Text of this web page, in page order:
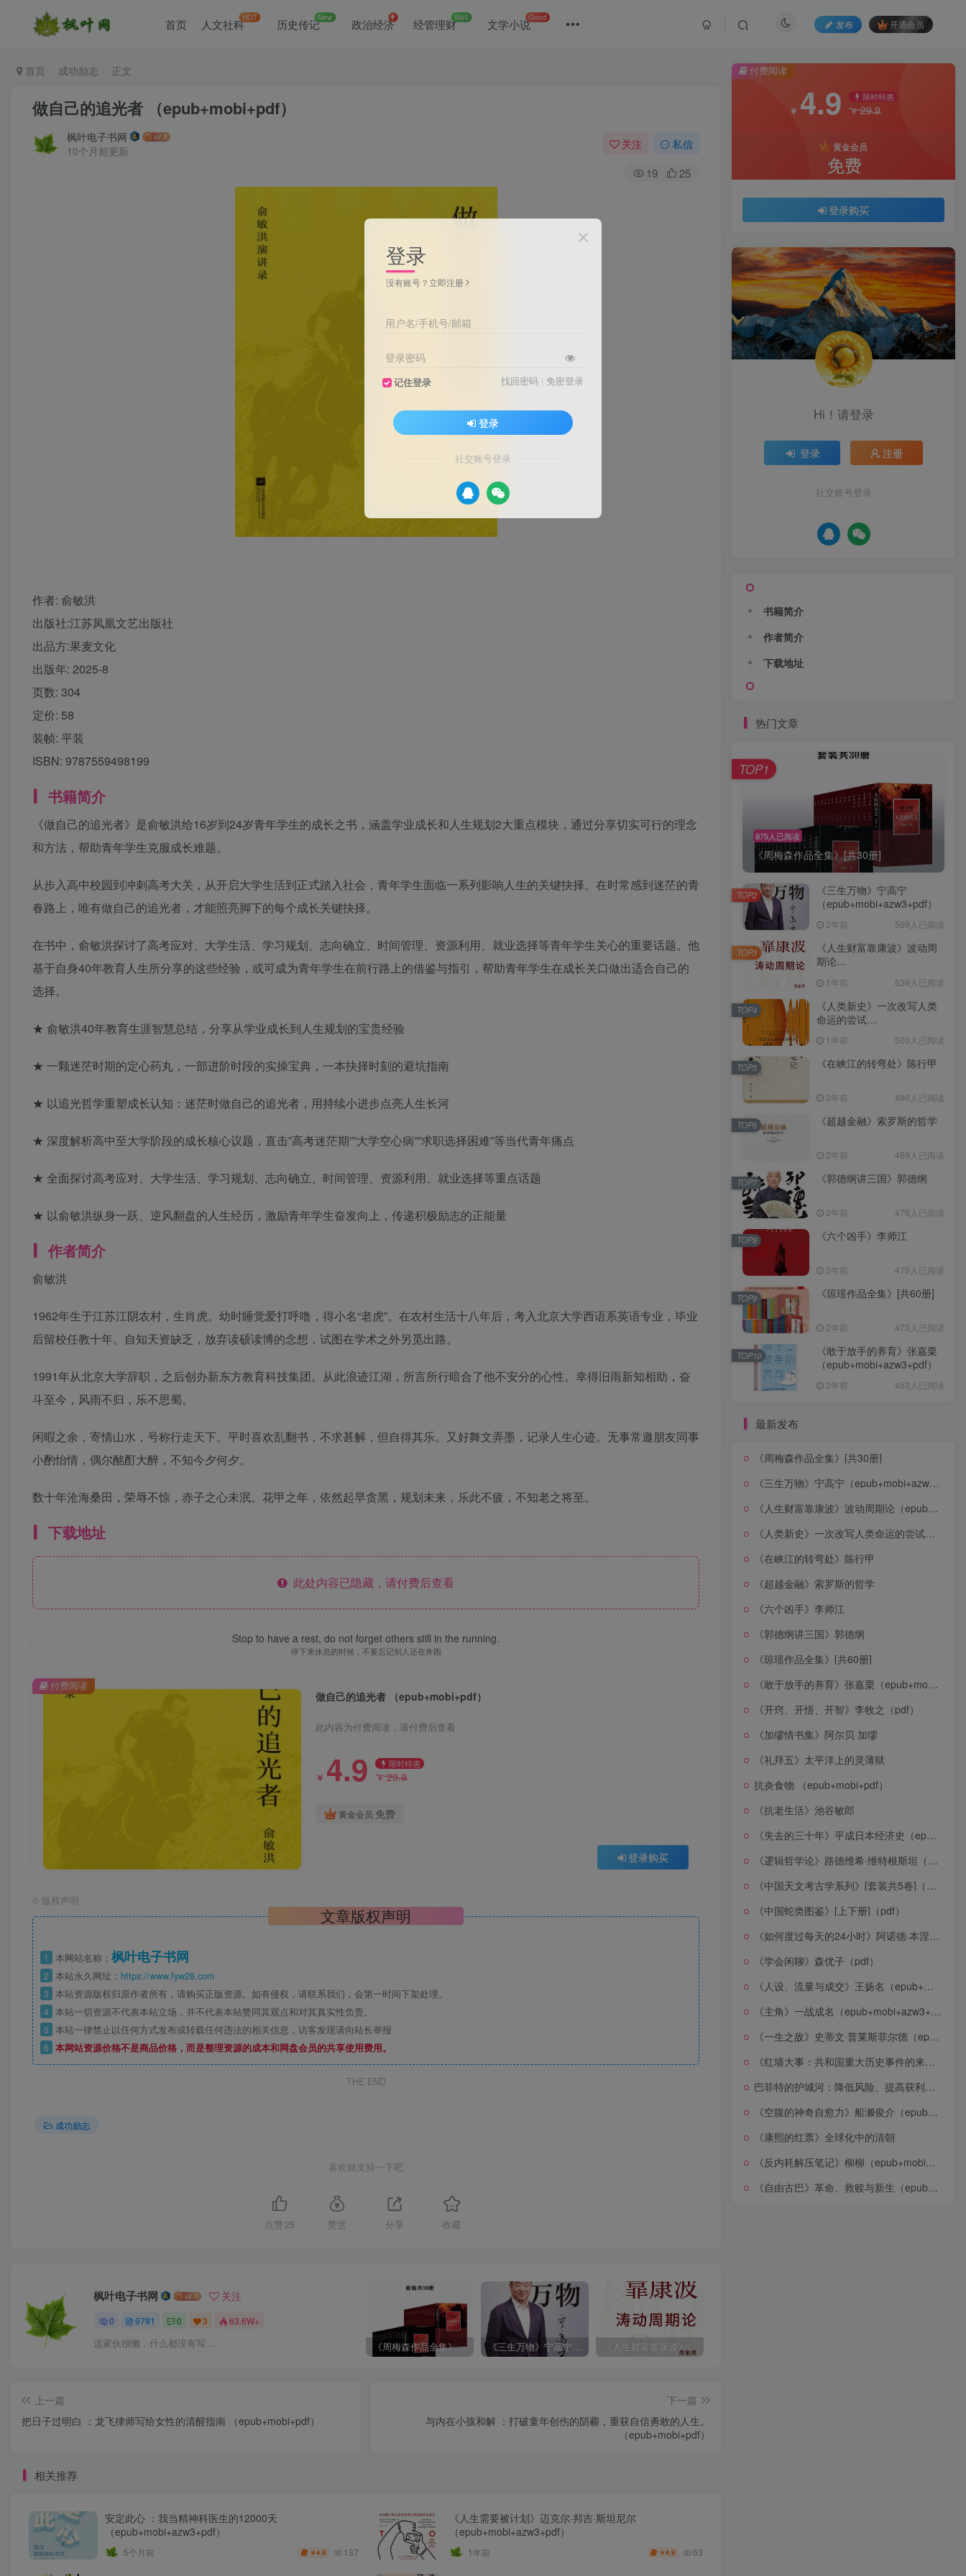
首页 人文社科HOT 历史传记New 政治经济 经管理财Well 文学小说Good
发布 开通会员
首页 成功励志 正文
做自己的追光者 （epub+mobi+pdf）
枫叶电子书网
10个月前更新
关注 私信
19 25
作者: 俞敏洪
出版社:江苏凤凰文艺出版社
出品方:果麦文化
出版年: 2025-8
页数: 304
定价: 58
装帧: 平装
ISBN: 9787559498199
书籍简介
《做自己的追光者》是俞敏洪给16岁到24岁青年学生的成长之书，涵盖学业成长和人生规划2大重点模块，通过分享切实可行的理念
和方法，帮助青年学生克服成长难题。
从步入高中校园到冲刺高考大关，从开启大学生活到正式踏入社会，青年学生面临一系列影响人生的关键抉择。在时常感到迷茫的青
春路上，唯有做自己的追光者，才能照亮脚下的每个成长关键抉择。
在书中，俞敏洪探讨了高考应对、大学生活、学习规划、志向确立、时间管理、资源利用、就业选择等青年学生关心的重要话题。他
基于自身40年教育人生所分享的这些经验，或可成为青年学生在前行路上的借鉴与指引，帮助青年学生在成长关口做出适合自己的
选择。
★ 俞敏洪40年教育生涯智慧总结，分享从学业成长到人生规划的宝贵经验
★ 一颗迷茫时期的定心药丸，一部进阶时段的实操宝典，一本抉择时刻的避坑指南
★ 以追光哲学重塑成长认知：迷茫时做自己的追光者，用持续小进步点亮人生长河
★ 深度解析高中至大学阶段的成长核心议题，直击”高考迷茫期””大学空心病””求职选择困难”等当代青年痛点
★ 全面探讨高考应对、大学生活、学习规划、志向确立、时间管理、资源利用、就业选择等重点话题
★ 以俞敏洪纵身一跃、逆风翻盘的人生经历，激励青年学生奋发向上，传递积极励志的正能量
作者简介
俞敏洪
1962年生于江苏江阴农村，生肖虎。幼时睡觉爱打呼噜，得小名“老虎”。在农村生活十八年后，考入北京大学西语系英语专业，毕业
后留校任教十年。自知天资缺乏，放弃读硕读博的念想，试图在学术之外另觅出路。
1991年从北京大学辞职，之后创办新东方教育科技集团。从此浪迹江湖，所言所行暗合了他不安分的心性。幸得旧雨新知相助，奋
斗至今，风雨不归，乐不思蜀。
闲暇之余，寄情山水，号称行走天下。平时喜欢乱翻书，不求甚解，但自得其乐。又好舞文弄墨，记录人生心迹。无事常邀朋友同事
小酌怡情，偶尔酩酊大醉，不知今夕何夕。
数十年沧海桑田，荣辱不惊，赤子之心未泯。花甲之年，依然起早贪黑，规划未来，乐此不疲，不知老之将至。
下载地址
此处内容已隐藏，请付费后查看
Stop to have a rest, do not forget others still in the running.
停下来休息的时候，不要忘记别人还在奔跑
做自己的追光者 （epub+mobi+pdf）
此内容为付费阅读，请付费后查看
￥ 4.9 限时特惠
￥29.9
黄金会员 免费
登录购买
付费阅读
© 版权声明
文章版权声明
1 本网站名称： 枫叶电子书网
2 本站永久网址： https://www.fyw28.com
3 本站资源版权归原作者所有，请购买正版资源。如有侵权，请联系我们，会第一时间下架处理。
4 本站一切资源不代表本站立场，并不代表本站赞同其观点和对其真实性负责。
5 本站一律禁止以任何方式发布或转载任何违法的相关信息，访客发现请向站长举报
6 本网站资源价格不是商品价格，而是整理资源的成本和网盘会员的共享使用费用。
THE END
成功励志
喜欢就支持一下吧
点赞 25 赞赏 分享 收藏
枫叶电子书网 关注
0 9791 0 3 63.6W+
这家伙很懒，什么都没有写... 《周梅森作品全集》[共30册] 《三生万物》宁高宁（epub+mobi+azw3+pdf） 《人生财富靠康波》波动周期论（epub+mobi+azw3+pdf）
上一篇
把日子过明白 ：龙飞律师写给女性的清醒指南 （epub+mobi+pdf）
下一篇
与内在小孩和解 ：打破童年创伤的阴霾，重获自信勇敢的人生。
（epub+mobi+pdf）
相关推荐
安定此心 ：我当精神科医生的12000天
（epub+mobi+azw3+pdf）
5个月前 ￥4.9 137
《人生需要被计划》迈克尔·邦吉·斯坦尼尔
（epub+mobi+azw3+pdf）
1年前 ￥4.9 63
付费阅读
￥ 4.9 限时特惠
￥29.9
黄金会员
免费
登录购买
Hi！请登录
登录 注册
社交账号登录
书籍简介
作者简介
下载地址
热门文章
875人已阅读
《周梅森作品全集》[共30册]
TOP1
《三生万物》宁高宁
（epub+mobi+azw3+pdf）
2年前 569人已阅读
TOP2
《人生财富靠康波》波动周
期论
1年前 539人已阅读
TOP3
《人类新史》一次改写人类
命运的尝试
1年前 500人已阅读
TOP4
《在峡江的转弯处》陈行甲
2年前 490人已阅读
TOP5
《超越金融》索罗斯的哲学
2年前 489人已阅读
TOP6
《郭德纲讲三国》郭德纲
2年前 479人已阅读
TOP7
《六个凶手》李师江
2年前 479人已阅读
TOP8
《琼瑶作品全集》[共60册]
2年前 473人已阅读
TOP9
《敢于放手的养育》张嘉栗
（epub+mobi+azw3+pdf）
2年前 453人已阅读
TOP10
最新发布
《周梅森作品全集》[共30册]
《三生万物》宁高宁（epub+mobi+azw3+pdf）
《人生财富靠康波》波动周期论（epub+mobi+azw3+pdf）
《人类新史》一次改写人类命运的尝试（epub+mobi+azw3+pdf）
《在峡江的转弯处》陈行甲
《超越金融》索罗斯的哲学
《六个凶手》李师江
《郭德纲讲三国》郭德纲
《琼瑶作品全集》[共60册]
《敢于放手的养育》张嘉栗（epub+mobi+azw3+pdf）
《开窍、开悟、开智》李牧之（pdf）
《加缪情书集》阿尔贝·加缪
《礼拜五》太平洋上的灵薄狱
抗炎食物 （epub+mobi+pdf）
《抗老生活》池谷敏郎
《失去的三十年》平成日本经济史（epub+mobi+azw3+pdf）
《逻辑哲学论》路德维希·维特根斯坦（epub+mobi+azw3+pdf）
《中国天文考古学系列》[套装共5卷]（epub+mobi+azw3+pdf）
《中国蛇类图鉴》[上下册]（pdf）
《如何度过每天的24小时》阿诺德·本涅特（epub+mobi+azw3+pdf）
《学会闲聊》森优子（pdf）
《人设、流量与成交》王扬名（epub+mobi+azw3+pdf）
《主角》一战成名（epub+mobi+azw3+pdf）
《一生之敌》史蒂文·普莱斯菲尔德（epub+mobi+azw3+pdf）
《红墙大事：共和国重大历史事件的来龙去脉》（全二册）（pdf）
巴菲特的护城河：降低风险、提高获利的股市真规则(epub+azw3+mobi)
《空腹的神奇自愈力》船濑俊介（epub+mobi+azw3+pdf）
《康熙的红票》全球化中的清朝
《反内耗解压笔记》柳柳（epub+mobi+azw3+pdf）
《自由古巴》革命、救赎与新生（epub+mobi+azw3+pdf）
登录
没有账号？立即注册
用户名/手机号/邮箱
登录密码
记住登录 找回密码 | 免密登录
登录
社交账号登录